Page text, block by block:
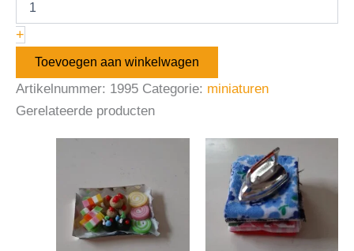
+
Toevoegen aan winkelwagen
Artikelnummer: 1995 Categorie: miniaturen
Gerelateerde producten